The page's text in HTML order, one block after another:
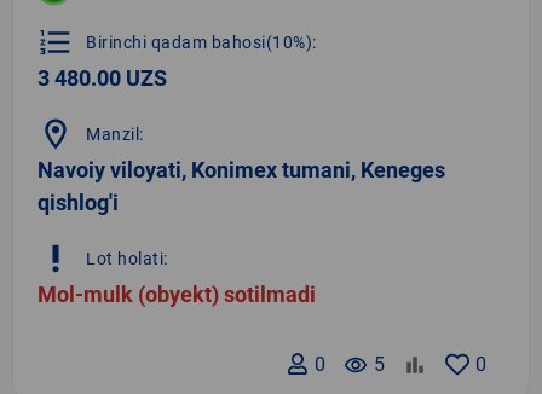
format_list_numbered Birinchi qadam bahosi(10%):
3 480.00 UZS
location_on Manzil:
Navoiy viloyati, Konimex tumani, Keneges
qishlog'i
priority_high Lot holati:
Mol-mulk (obyekt) sotilmadi
0
remove_red_eye 5
0